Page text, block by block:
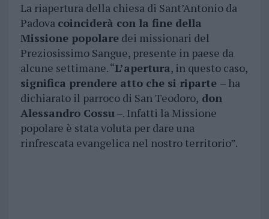
La riapertura della chiesa di Sant’Antonio da
Padova coinciderà con la fine della
Missione popolaredei missionari del
Preziosissimo Sangue, presente in paese da
alcune settimane. “L’apertura, in questo caso,
significa prendere atto che si riparte – ha
dichiarato il parroco di San Teodoro, don
Alessandro Cossu–. Infatti la Missione
popolare è stata voluta per dare una
rinfrescata evangelica nel nostro territorio”.